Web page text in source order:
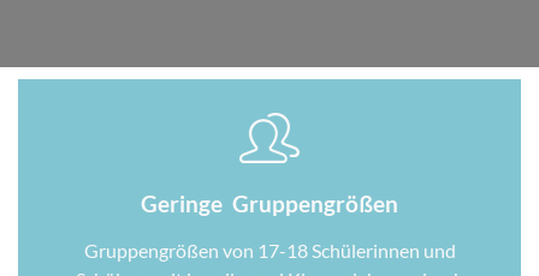
Geringe Gruppengrößen
Gruppengrößen von 17-18 Schülerinnen und